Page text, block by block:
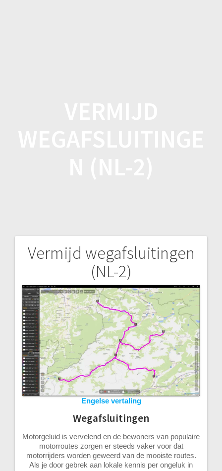
Vermijd wegafsluitingen
(NL-2)
Engelse vertaling
Wegafsluitingen
Motorgeluid is vervelend en de bewoners van populaire
motorroutes zorgen er steeds vaker voor dat
motorrijders worden geweerd van de mooiste routes.
Als je door gebrek aan lokale kennis per ongeluk in
Bericht